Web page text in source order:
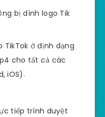
bị dính logo Tik
TikTok ở định dạng
cho tất cả các
iOS).
tiếp trình duyệt